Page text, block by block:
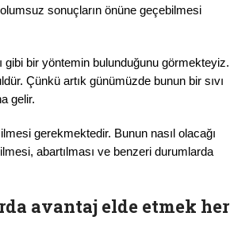
sonuçların önüne geçebilmesi
gibi bir yöntemin bulunduğunu görmekteyiz.
Çünkü artık günümüzde bunun bir sıvı
gelir.
gerekmektedir. Bunun nasıl olacağı
abartılması ve benzeri durumlarda
avantaj elde etmek her